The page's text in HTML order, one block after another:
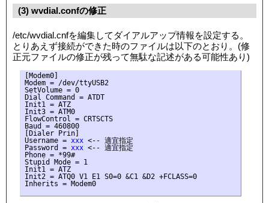
(3) wvdial.confの修正
/etc/wvdial.cnfを編集してダイアルアップ情報を設定する。
とりあえず接続ができた時のファイルは以下のとおり。(修
正元ファイルの修正が残って無駄な記述がある可能性あり)
[Modem0]
Modem = /dev/ttyUSB2
SetVolume = 0
Dial Command = ATDT
Init1 = ATZ
Init3 = ATM0
FlowControl = CRTSCTS
Baud = 460800
[Dialer Prin]
Username = xxx <-- 適宜指定
Password = xxx <-- 適宜指定
Phone = *99#
Stupid Mode = 1
Init1 = ATZ
Init2 = ATQ0 V1 E1 S0=0 &C1 &D2 +FCLASS=0
Inherits = Modem0